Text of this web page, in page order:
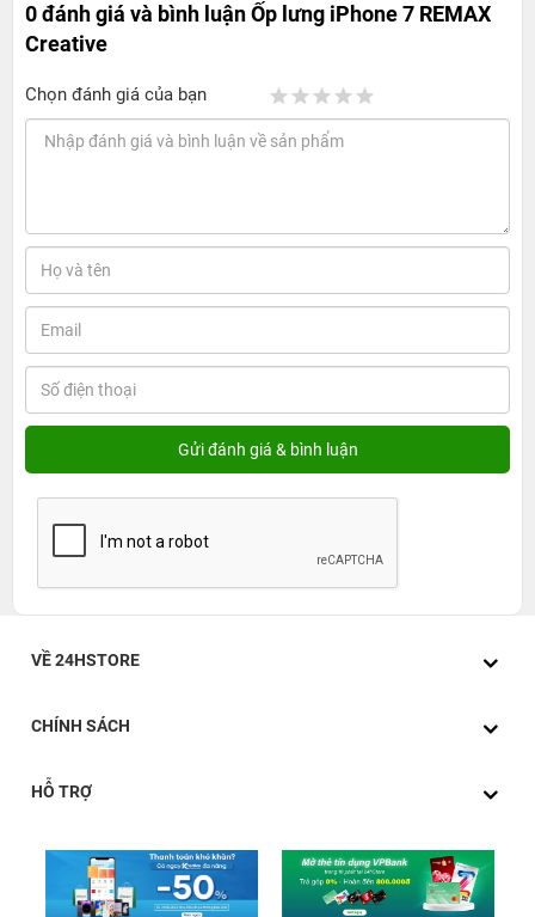
0 đánh giá và bình luậnỐp lưng iPhone 7 REMAX
Creative
Chọn đánh giá của bạn
VỀ 24HSTORE
CHÍNH SÁCH
HỖ TRỢ